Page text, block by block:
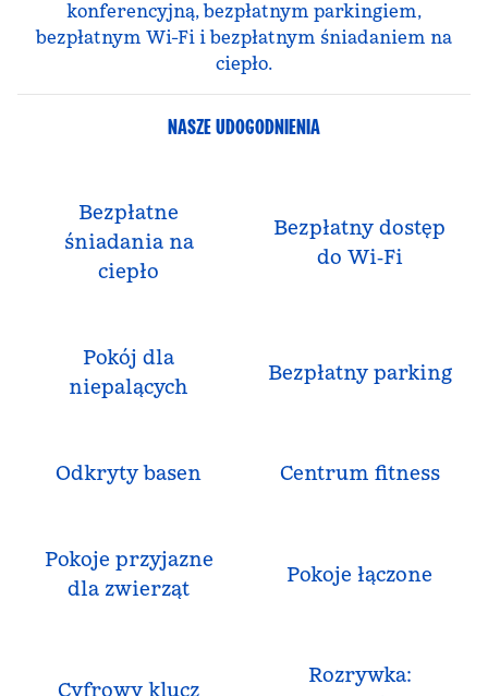
konferencyjną, bezpłatnym parkingiem,
bezpłatnym Wi-Fi i bezpłatnym śniadaniem na
ciepło.
NASZE UDOGODNIENIA
Bezpłatne
śniadania na
ciepło
Bezpłatny dostęp
do Wi‑Fi
Pokój dla
niepalących
Bezpłatny parking
Odkryty basen Centrum fitness
Pokoje przyjazne
dla zwierząt
Pokoje łączone
Cyfrowy klucz
Rozrywka: